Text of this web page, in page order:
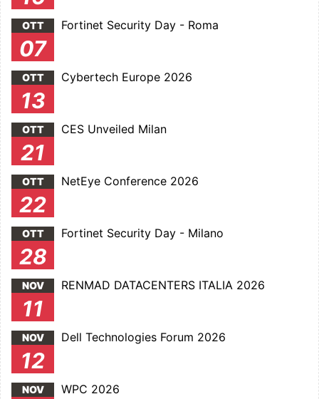
OTT
07
Fortinet Security Day - Roma
OTT
13
Cybertech Europe 2026
OTT
21
CES Unveiled Milan
OTT
22
NetEye Conference 2026
OTT
28
Fortinet Security Day - Milano
NOV
11
RENMAD DATACENTERS ITALIA 2026
NOV
12
Dell Technologies Forum 2026
NOV WPC 2026